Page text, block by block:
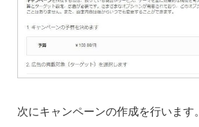
次にキャンペーンの作成を行います。